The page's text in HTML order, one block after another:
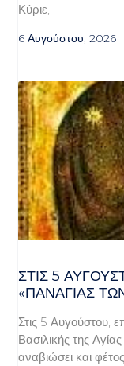
Κύριε,
6 Αυγούστου, 2026
ΣΤΙΣ 5
«ΠΑΝΑΓΊΑΣ
Στις 5 Αυγούστου,
Βασιλικής της
αναβιώσει και